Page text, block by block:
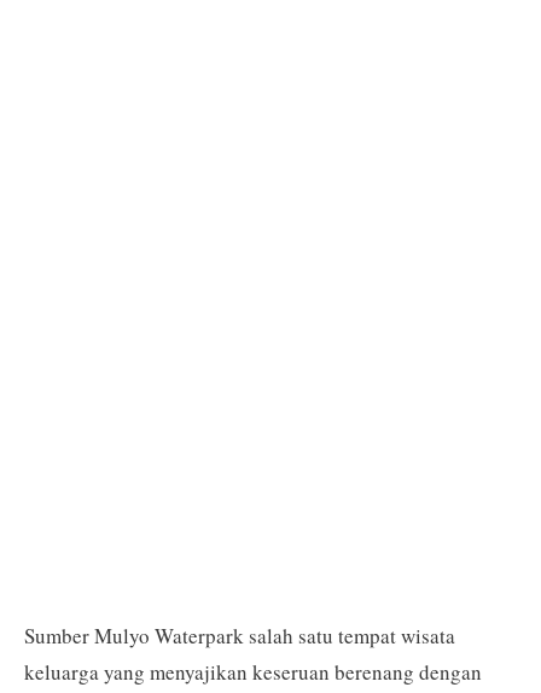
Sumber Mulyo Waterpark salah satu tempat wisata
keluarga yang menyajikan keseruan berenang dengan